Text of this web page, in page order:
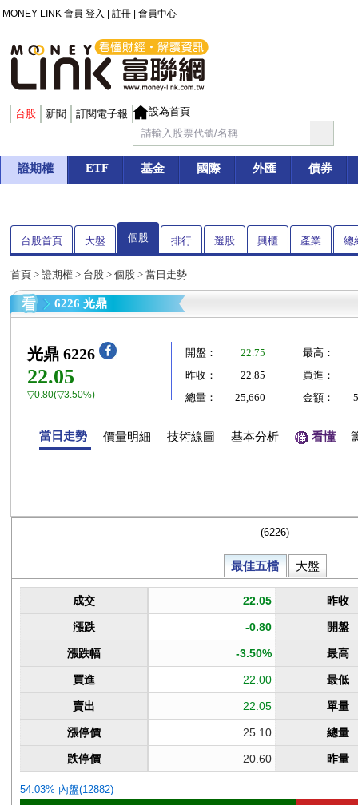
MONEY LINK 會員 登入 註冊 會員中心
台股 新聞 訂閱電子報 設為首頁
證期權 ETF 基金 國際 外匯 債券
台股首頁 大盤 個股 排行 選股 興櫃 產業 總
首頁 > 證期權 > 台股 > 個股 > 當日走勢
6226 光鼎
光鼎 6226
22.05
▽0.80(▽3.50%)
開盤： 22.75
最高：
昨收：
22.85
買進：
總量：
25,660 金額：
當日走勢 價量明細 技術線圖 基本分析 看懂